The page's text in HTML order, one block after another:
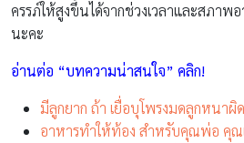
ครรภ์ให้สูงขึ้นได้จากช่วงเวลาและสภาพ
นะคะ
อ่านต่อ “บทความน่าสนใจ” คลิก!
มีลูกยาก ถ้า เยื่อบุโพรงมดลูกหนาผิ
อาหารทำให้ท้อง สำหรับคุณพ่อ คุ